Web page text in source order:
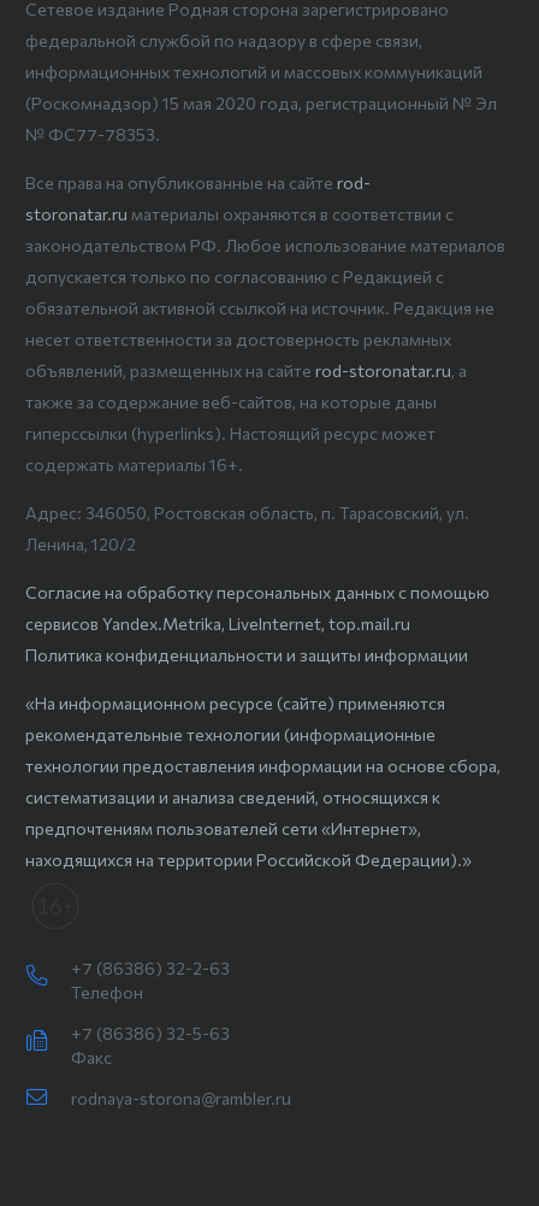
Сетевое издание Родная сторона зарегистрировано
федеральной службой по надзору в сфере связи,
информационных технологий и массовых коммуникаций
(Роскомнадзор) 15 мая 2020 года, регистрационный № Эл
№ ФС77-78353.
Все права на опубликованные на сайте rod-
storonatar.ru материалы охраняются в соответствии с
законодательством РФ. Любое использование материалов
допускается только по согласованию с Редакцией с
обязательной активной ссылкой на источник. Редакция не
несет ответственности за достоверность рекламных
объявлений, размещенных на сайте rod-storonatar.ru, а
также за содержание веб-сайтов, на которые даны
гиперссылки (hyperlinks). Настоящий ресурс может
содержать материалы 16+.
Адрес: 346050, Ростовская область, п. Тарасовский, ул.
Ленина, 120/2
Согласие на обработку персональных данных с помощью
сервисов Yandex.Metrika, LiveInternet, top.mail.ru
Политика конфиденциальности и защиты информации
«На информационном ресурсе (сайте) применяются
рекомендательные технологии (информационные
технологии предоставления информации на основе сбора,
систематизации и анализа сведений, относящихся к
предпочтениям пользователей сети «Интернет»,
находящихся на территории Российской Федерации).»
+7 (86386) 32-2-63
Телефон
+7 (86386) 32-5-63
Факс
rodnaya-storona@rambler.ru